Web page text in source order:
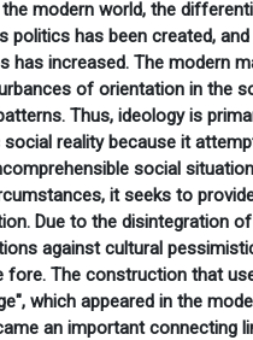
modern world, the
politics has been created,
has increased. The modern
of orientation in the
Thus, ideology is
reality because it
social
it seeks to
Due to the disintegration
against cultural
fore. The construction that
which appeared in the
an important connecting